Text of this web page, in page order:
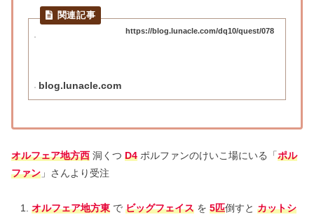
https://blog.lunacle.com/dq10/quest/078
blog.lunacle.com
オルフェア地方西 洞くつ D4 ポルファンのけいこ場にいる「ポル
ファン 」さんより受注
オルフェア地方東で ビッグフェイスを 5匹倒すと カットシ